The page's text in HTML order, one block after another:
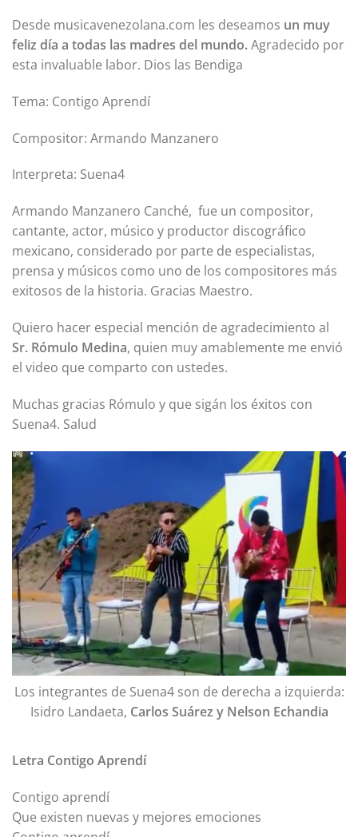
Desde musicavenezolana.com les deseamos un muy
feliz día a todas las madres del mundo.Agradecido por
esta invaluable labor. Dios las Bendiga
Tema: Contigo Aprendí
Compositor: Armando Manzanero
Interpreta: Suena4
Armando Manzanero Canché, ​​​​ fue un compositor,
cantante, actor, músico y productor discográfico
mexicano, considerado por parte de especialistas,
prensa y músicos como uno de los compositores más
exitosos de la historia. Gracias Maestro.
Quiero hacer especial mención de agradecimiento al
Sr. Rómulo Medina, quien muy amablemente me envió
el video que comparto con ustedes.
Muchas gracias Rómulo y que sigán los éxitos con
Suena4. Salud
Los integrantes de Suena4 son de derecha a izquierda:
Isidro Landaeta, Carlos Suárez y Nelson Echandia
Letra Contigo Aprendí
Contigo aprendí
Que existen nuevas y mejores emociones